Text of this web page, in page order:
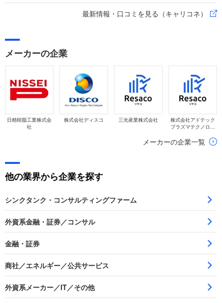
最新情報・口コミを見る（キャリコネ）
メーカーの企業
日精樹脂工業株式会
社
株式会社ディスコ 三光産業株式会社
株式会社アドテック
プラズマテクノロジ
メーカーの企業一覧
他の業界から企業を探す
シンクタンク・コンサルティングファーム
外資系金融・証券／コンサル
金融・証券
商社／エネルギー／公共サービス
外資系メーカー／IT／その他